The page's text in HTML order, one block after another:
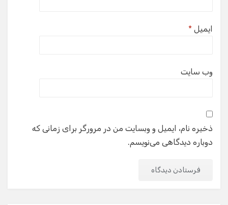
ایمیل *
وب‌ سایت
ذخیره نام، ایمیل و وبسایت من در مرورگر برای زمانی که
دوباره دیدگاهی می‌نویسم.